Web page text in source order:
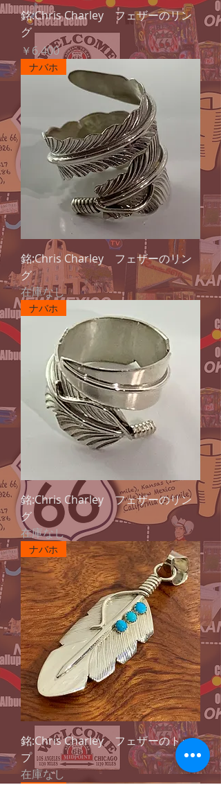
銘:Chris Charley フェザーのリン
グ
価格
￥6,400
ナバホ
銘:Chris Charley フェザーのリン
グ
在庫なし
ナバホ
銘:Chris Charley フェザーのリン
グ
在庫なし
ナバホ
銘:Chris Charley フェザーのトッ
プ
在庫なし